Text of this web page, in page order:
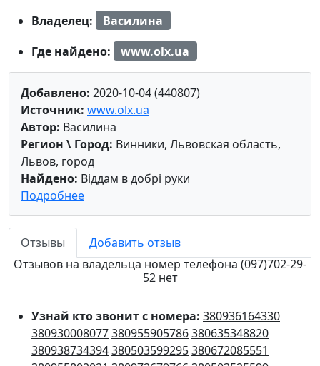
Владелец:
Василина
Где найдено:
www.olx.ua
Добавлено: 2020-10-04 (440807)
Источник: www.olx.ua
Автор: Василина
Регион \ Город: Винники, Львовская область,
Львов, город
Найдено: Віддам в добрі руки
Подробнее
Отзывы
Добавить отзыв
Отзывов на владельца номер телефона (097)702-29-
52 нет
Узнай кто звонит с номера: 380936164330
380930008077380955905786380635348820
380938734394380503599295380672085551